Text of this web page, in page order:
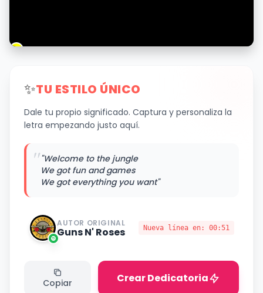
✨TU ESTILO ÚNICO
Dale tu propio significado. Captura y personaliza la
letra empezando justo aquí.
""Welcome to the jungle
We got fun and games
We got everything you want"
AUTOR ORIGINAL
Guns N' Roses Nueva línea en: 00:51
Copiar Crear Dedicatoria